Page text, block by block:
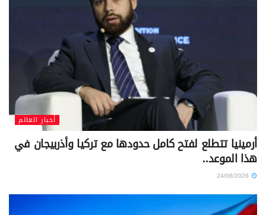
أخبار العالم
أرمينيا تتطلع لفتح كامل حدودها مع تركيا وأذربيجان في
هذا الموعد..